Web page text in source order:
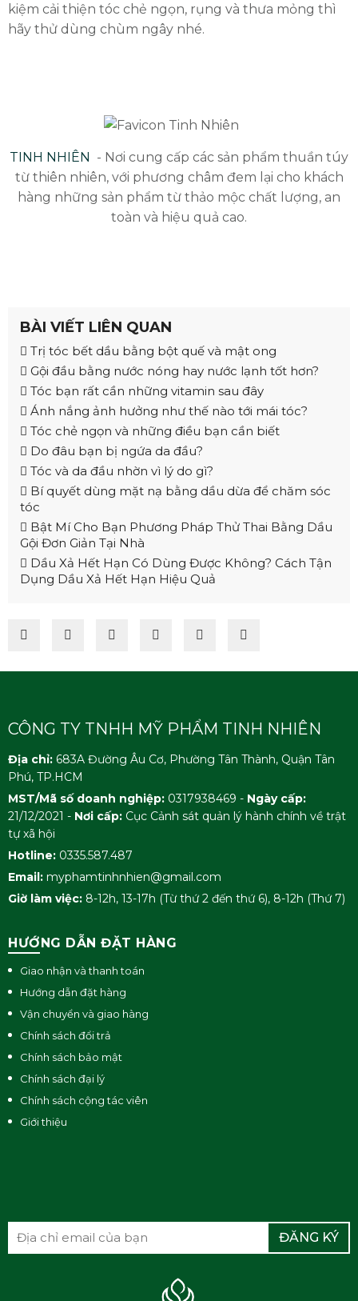
kiệm cải thiện tóc chẻ ngọn, rụng và thưa mỏng thì
hãy thử dùng chùm ngây nhé.
TINH NHIÊN - Nơi cung cấp các sản phẩm thuần túy
từ thiên nhiên, với phương châm đem lại cho khách
hàng những sản phẩm từ thảo mộc chất lượng, an
toàn và hiệu quả cao.
BÀI VIẾT LIÊN QUAN
Trị tóc bết dầu bằng bột quế và mật ong
Gội đầu bằng nước nóng hay nước lạnh tốt hơn?
Tóc bạn rất cần những vitamin sau đây
Ánh nắng ảnh hưởng như thế nào tới mái tóc?
Tóc chẻ ngọn và những điều bạn cần biết
Do đâu bạn bị ngứa da đầu?
Tóc và da đầu nhờn vì lý do gì?
Bí quyết dùng mặt nạ bằng dầu dừa để chăm sóc
tóc
Bật Mí Cho Bạn Phương Pháp Thử Thai Bằng Dầu
Gội Đơn Giản Tại Nhà
Dầu Xả Hết Hạn Có Dùng Được Không? Cách Tận
Dụng Dầu Xả Hết Hạn Hiệu Quả
CÔNG TY TNHH MỸ PHẨM TINH NHIÊN
Địa chỉ: 683A Đường Âu Cơ, Phường Tân Thành, Quận Tân
Phú, TP.HCM
MST/Mã số doanh nghiệp: 0317938469 - Ngày cấp:
21/12/2021 - Nơi cấp: Cục Cảnh sát quản lý hành chính về trật
tự xã hội
Hotline: 0335.587.487
Email: myphamtinhnhien@gmail.com
Giờ làm việc: 8-12h, 13-17h (Từ thứ 2 đến thứ 6), 8-12h (Thứ 7)
HƯỚNG DẪN ĐẶT HÀNG
Giao nhận và thanh toán
Hướng dẫn đặt hàng
Vận chuyển và giao hàng
Chính sách đổi trả
Chính sách bảo mật
Chính sách đại lý
Chính sách cộng tác viên
Giới thiệu
ĐĂNG KÝ